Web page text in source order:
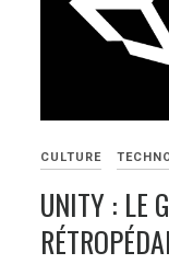
CULTURE
UNITY : LE